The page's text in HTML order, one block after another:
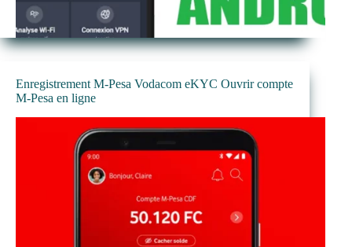
Enregistrement M-Pesa Vodacom eKYC Ouvrir compte
M-Pesa en ligne